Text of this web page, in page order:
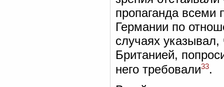
пропаганда всеми
Германии по
случаях указывал,
Британией,
него требовали33.